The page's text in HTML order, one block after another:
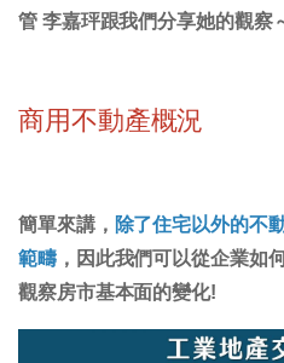
管 李嘉玶跟我們分享她的觀察
商用不動產概況
簡單來講， 除了住宅以外的不
範疇，因此我們可以從企業如
觀察房市基本面的變化!